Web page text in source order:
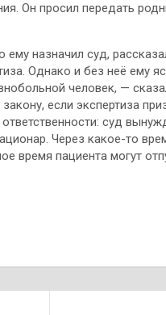
Он просил передать
назначил суд,
Однако и без неё ему
человек, —
если экспертиза
суд
Через какое-то
время пациента могут